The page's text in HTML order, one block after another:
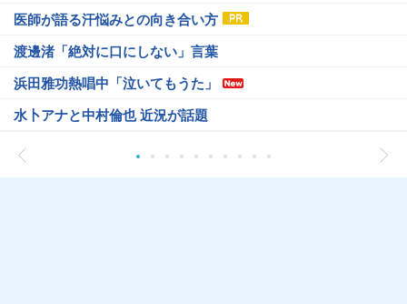
医師が語る汗悩みとの向き合い方
渡邊渚「絶対に口にしない」言葉
浜田雅功熱唱中「泣いてもうた」
水卜アナと中村倫也 近況が話題